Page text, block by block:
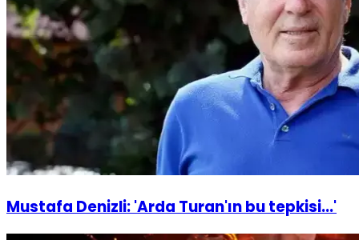
Mustafa Denizli: 'Arda Turan'ın bu tepkisi...'